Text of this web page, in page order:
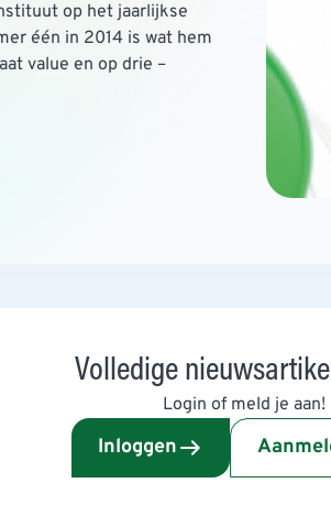
op het jaarlijkse
één in 2014 is wat hem
value en op drie –
Volledige
Login of meld je aan!
Inloggen